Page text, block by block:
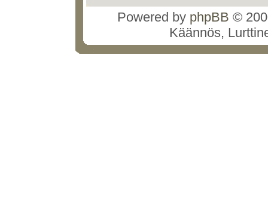
Powered by phpBB ©
Käännös,